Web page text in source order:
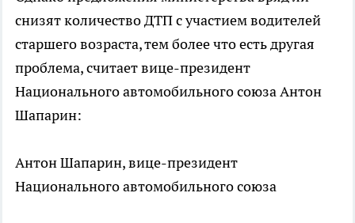
снизят количество ДТП с участием водителей
старшего возраста, тем более что есть другая
проблема, считает вице-президент
Национального автомобильного союза Антон
Шапарин:
Антон Шапарин, вице-президент
Национального автомобильного союза